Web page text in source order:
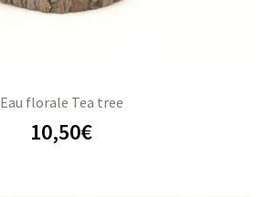
Eau florale Tea tree
10,50€